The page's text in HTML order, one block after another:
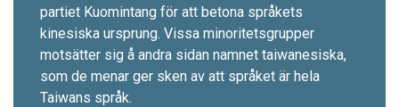
partiet Kuomintang för att betona språkets
kinesiska ursprung. Vissa minoritets­grupper
motsätter sig å andra sidan namnet taiwanesiska,
som de menar ger sken av att språket är hela
Taiwans språk.